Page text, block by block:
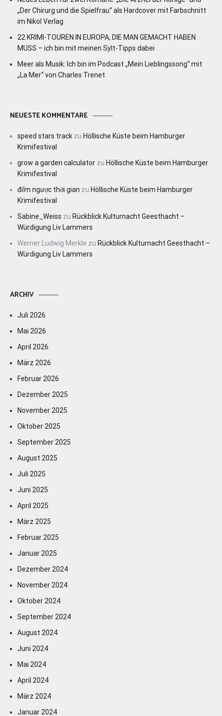
„Der Chirurg und die Spielfrau“ als Hardcover mit Farbschnitt
im Nikol Verlag
22 KRIMI-TOUREN IN EUROPA, DIE MAN GEMACHT HABEN
MUSS – ich bin mit meinen Sylt-Tipps dabei
Meer als Musik: Ich bin im Podcast „Mein Lieblingssong“ mit
„La Mer“ von Charles Trenet
NEUESTE KOMMENTARE
speed stars track zu Höllische Küste beim Hamburger
Krimifestival
grow a garden calculator zu Höllische Küste beim Hamburger
Krimifestival
đếm ngược thời gian zu Höllische Küste beim Hamburger
Krimifestival
Sabine_Weiss zu Rückblick Kulturnacht Geesthacht –
Würdigung Liv Lammers
Werner Ludwig Merkle zu Rückblick Kulturnacht Geesthacht –
Würdigung Liv Lammers
ARCHIV
Juli 2026
Mai 2026
April 2026
März 2026
Februar 2026
Dezember 2025
November 2025
Oktober 2025
September 2025
August 2025
Juli 2025
Juni 2025
April 2025
März 2025
Februar 2025
Januar 2025
Dezember 2024
November 2024
Oktober 2024
September 2024
August 2024
Juni 2024
Mai 2024
April 2024
März 2024
Januar 2024